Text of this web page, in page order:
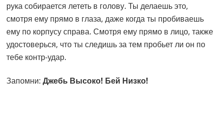
рука собирается лететь в голову. Ты делаешь это,
смотря ему прямо в глаза, даже когда ты пробиваешь
ему по корпусу справа. Смотря ему прямо в лицо, также
удостоверься, что ты следишь за тем пробьет ли он по
тебе контр-удар.
Запомни:Джебь Высоко! Бей Низко!